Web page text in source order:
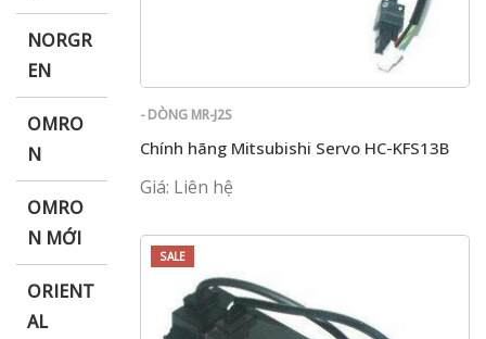
NORGR
EN
OMRO
N
OMRO
N MỚI
ORIENT
AL
- DÒNG MR-J2S
Chính hãng Mitsubishi Servo HC-KFS13B
Giá: Liên hệ
SALE